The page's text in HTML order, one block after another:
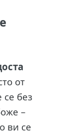
от
се без
–
ви се